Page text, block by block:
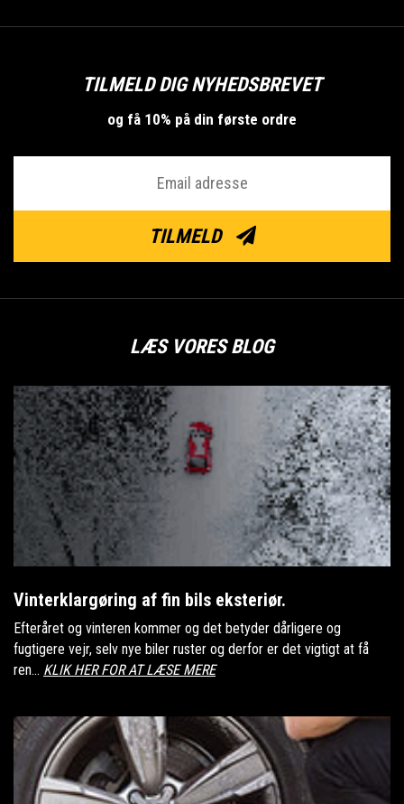
TILMELD DIG NYHEDSBREVET
og få 10% på din første ordre
TILMELD
LÆS VORES BLOG
Vinterklargøring af fin bils eksteriør.
Efteråret og vinteren kommer og det betyder dårligere og
fugtigere vejr, selv nye biler ruster og derfor er det vigtigt at få
ren... KLIK HER FOR AT LÆSE MERE